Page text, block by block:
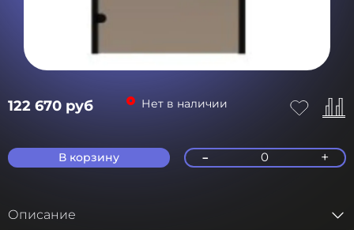
122 670 руб Нет в наличии
В корзину - 0 +
Описание